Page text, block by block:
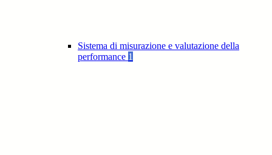
Sistema di misurazione e valutazione della
performance 1